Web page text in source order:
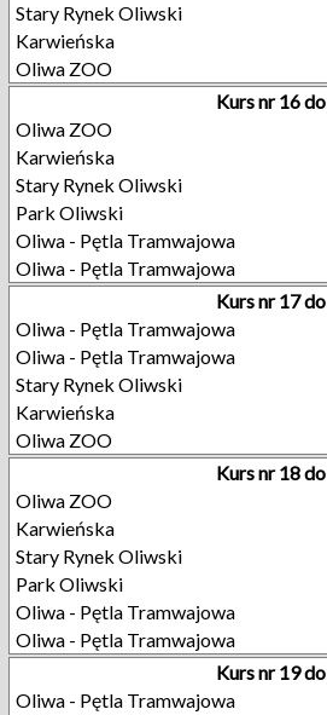
Stary Rynek Oliwski
Karwieńska
Oliwa ZOO
Kurs nr 16 do
Oliwa ZOO
Karwieńska
Stary Rynek Oliwski
Park Oliwski
Oliwa - Pętla Tramwajowa
Oliwa - Pętla Tramwajowa
Kurs nr 17 do
Oliwa - Pętla Tramwajowa
Oliwa - Pętla Tramwajowa
Stary Rynek Oliwski
Karwieńska
Oliwa ZOO
Kurs nr 18 do
Oliwa ZOO
Karwieńska
Stary Rynek Oliwski
Park Oliwski
Oliwa - Pętla Tramwajowa
Oliwa - Pętla Tramwajowa
Kurs nr 19 do
Oliwa - Pętla Tramwajowa